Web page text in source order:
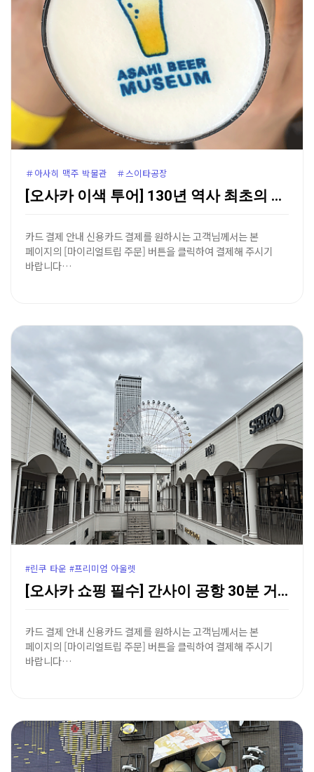
＃아사히 맥주 박물관 ＃스이타공장
[오사카 이색 투어] 130년 역사 최초의 발상지, 아…
카드 결제 안내 신용카드 결제를 원하시는 고객님께서는 본
페이지의 [마이리얼트립 주문] 버튼을 클릭하여 결제해 주시기
바랍니다…
#린쿠 타운 #프리미엄 아울렛
[오사카 쇼핑 필수] 간사이 공항 30분 거리, 250…
카드 결제 안내 신용카드 결제를 원하시는 고객님께서는 본
페이지의 [마이리얼트립 주문] 버튼을 클릭하여 결제해 주시기
바랍니다…